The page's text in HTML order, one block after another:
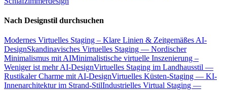
Nach Designstil durchsuchen
Modernes Virtuelles Staging – Klare Linien & Zeitgemäßes AI-
DesignSkandinavisches Virtuelles Staging — Nordischer
Minimalismus mit AIMinimalistische virtuelle Inszenierung –
Weniger ist mehr AI-DesignVirtuelles Staging im Landhausstil —
Rustikaler Charme mit AI-DesignVirtuelles Küsten-Staging — KI-
Innenarchitektur im Strand-StilIndustrielles Virtual Staging —